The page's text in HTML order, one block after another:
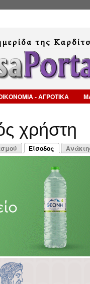
- ΑΓΡΟΤΙΚΑ
χρήστη
Είσοδος
(ενεργή καρτέλα)